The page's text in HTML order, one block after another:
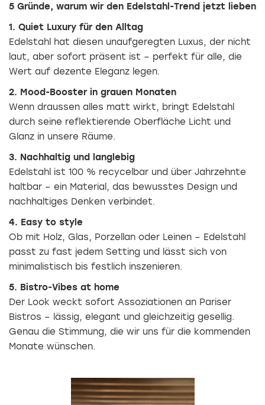
5 Gründe, warum wir den Edelstahl-Trend jetzt lieben
1. Quiet Luxury für den Alltag
Edelstahl hat diesen unaufgeregten Luxus, der nicht
laut, aber sofort präsent ist – perfekt für alle, die
Wert auf dezente Eleganz legen.
2. Mood-Booster in grauen Monaten
Wenn draussen alles matt wirkt, bringt Edelstahl
durch seine reflektierende Oberfläche Licht und
Glanz in unsere Räume.
3. Nachhaltig und langlebig
Edelstahl ist 100 % recycelbar und über Jahrzehnte
haltbar – ein Material, das bewusstes Design und
nachhaltiges Denken verbindet.
4. Easy to style
Ob mit Holz, Glas, Porzellan oder Leinen – Edelstahl
passt zu fast jedem Setting und lässt sich von
minimalistisch bis festlich inszenieren.
5. Bistro-Vibes at home
Der Look weckt sofort Assoziationen an Pariser
Bistros – lässig, elegant und gleichzeitig gesellig.
Genau die Stimmung, die wir uns für die kommenden
Monate wünschen.